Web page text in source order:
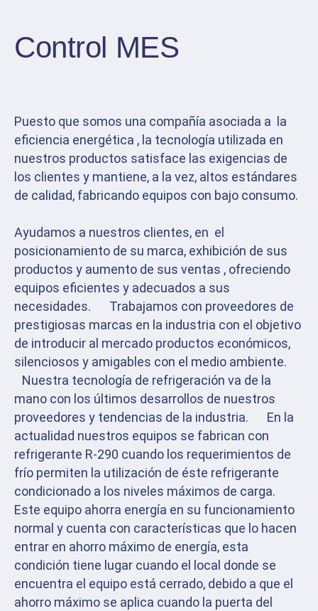
Control MES
Puesto que somos una compañía asociada a la
eficiencia energética , la tecnología utilizada en
nuestros productos satisface las exigencias de
los clientes y mantiene, a la vez, altos estándares
de calidad, fabricando equipos con bajo consumo.
Ayudamos a nuestros clientes, en el
posicionamiento de su marca, exhibición de sus
productos y aumento de sus ventas , ofreciendo
equipos eficientes y adecuados a sus
necesidades. Trabajamos con proveedores de
prestigiosas marcas en la industria con el objetivo
de introducir al mercado productos económicos,
silenciosos y amigables con el medio ambiente.
Nuestra tecnología de refrigeración va de la
mano con los últimos desarrollos de nuestros
proveedores y tendencias de la industria. En la
actualidad nuestros equipos se fabrican con
refrigerante R-290 cuando los requerimientos de
frío permiten la utilización de éste refrigerante
condicionado a los niveles máximos de carga.
Este equipo ahorra energía en su funcionamiento
normal y cuenta con características que lo hacen
entrar en ahorro máximo de energía, esta
condición tiene lugar cuando el local donde se
encuentra el equipo está cerrado, debido a que el
ahorro máximo se aplica cuando la puerta del